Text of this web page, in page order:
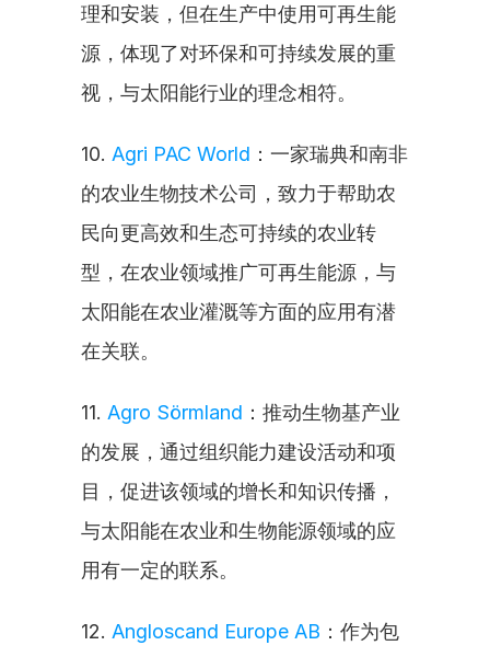
理和安装，但在生产中使用可再生能
源，体现了对环保和可持续发展的重
视，与太阳能行业的理念相符。
10. Agri PAC World ：一家瑞典和南非
的农业生物技术公司，致力于帮助农
民向更高效和生态可持续的农业转
型，在农业领域推广可再生能源，与
太阳能在农业灌溉等方面的应用有潜
在关联。
11. Agro Sörmland ：推动生物基产业
的发展，通过组织能力建设活动和项
目，促进该领域的增长和知识传播，
与太阳能在农业和生物能源领域的应
用有一定的联系。
12. Angloscand Europe AB ：作为包